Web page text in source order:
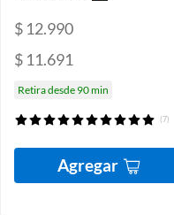
$ 12.990
$ 11.691
Retira desde 90 min
(7)
Agregar